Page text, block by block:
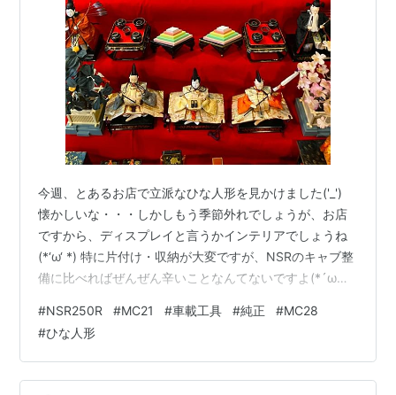
今週、とあるお店で立派なひな人形を見かけました('_')
懐かしいな・・・しかしもう季節外れでしょうが、お店
ですから、ディスプレイと言うかインテリアでしょうね
(*‘ω‘ *) 特に片付け・収納が大変ですが、NSRのキャブ整
備に比べればぜんぜん辛いことなんてないですよ(*´ω｀)
ってですか(-_-;) イヤ、イヤ、まだまだ続きますよ・・・
(*_*; わかりましたよ、それでは少し休憩しましょうか
('ω') いつ撮影したのか記憶はありませんが、車載工具で
何ができるのか？記録してましたよ(._.) たぶんコンプリ
#NSR250R #MC21 #車載工具 #純正 #MC28
#ひな人形